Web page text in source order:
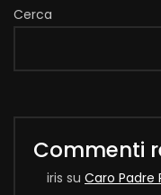
Cerca
Commenti
iris su Caro Padre